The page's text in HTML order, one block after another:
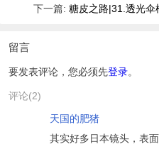
下一篇: 糖皮之路|31.透光伞
留言
要发表评论，您必须先登录。
评论(2)
天国的肥猪
其实好多日本镜头，表